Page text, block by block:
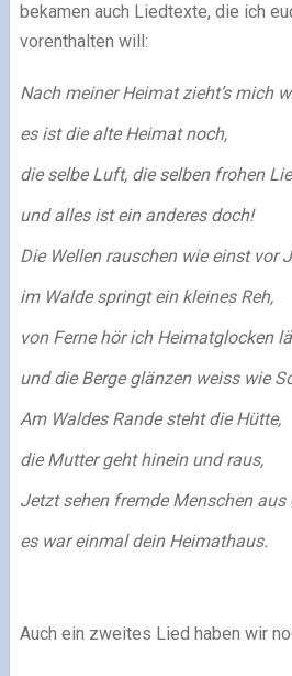
bekamen auch Liedtexte, die ich
vorenthalten will:
Nach meiner Heimat zieht’s mich
es ist die alte Heimat noch,
die selbe Luft, die selben frohen
und alles ist ein anderes doch!
Die Wellen rauschen wie einst vor
im Walde springt ein kleines Reh,
von Ferne hör ich Heimatglocken
und die Berge glänzen weiss wie
Am Waldes Rande steht die Hütte,
die Mutter geht hinein und raus,
Jetzt sehen fremde Menschen aus
es war einmal dein Heimathaus.
Auch ein zweites Lied haben wir